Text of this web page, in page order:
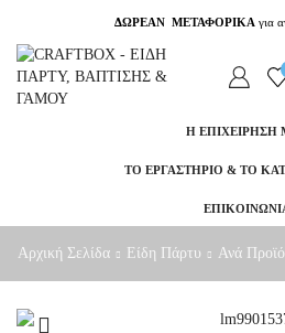
ΔΩΡΕΑΝ ΜΕΤΑΦΟΡΙΚΑ για
Η ΕΠΙΧΕΙΡΗΣΗ
ΤΟ ΕΡΓΑΣΤΗΡΙΟ & ΤΟ
Αρχική Σελίδα Είδη Πάρτυ Ανά